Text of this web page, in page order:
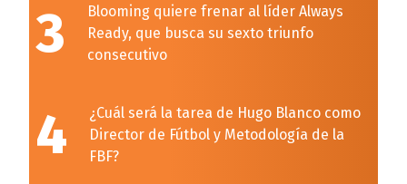
3
Blooming quiere frenar al líder Always
Ready, que busca su sexto triunfo
consecutivo
4
¿Cuál será la tarea de Hugo Blanco como
Director de Fútbol y Metodología de la
FBF?